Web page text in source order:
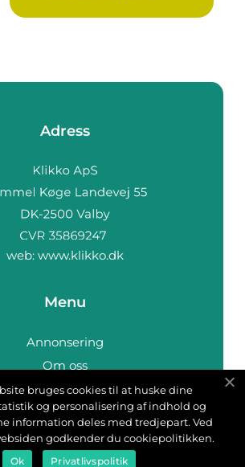
Adress
web: www.klikko.dk
Menu
Annonsering
Om oss
Cookies
Kontakta oss
Sitemap
bruges cookies til at huske dine
og personalisering af indhold og
information deles med tredjepart. Ved
godkender du cookiepolitikken.
Ok Privatlivspolitik